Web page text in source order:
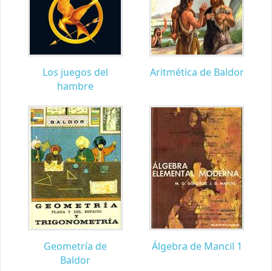
Los juegos del
hambre
Aritmética de Baldor
Geometría de
Baldor
Álgebra de Mancil 1